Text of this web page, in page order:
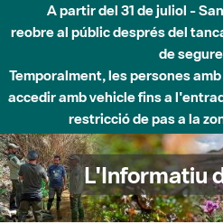
Fins al desembre de
Afectacions a la llera del Parc
obres de construcció
L'Informatiu